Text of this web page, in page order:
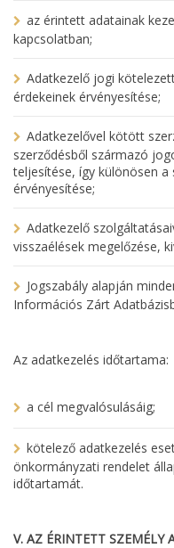
az érintett adatainak
kapcsolatban;
Adatkezelő jogi
érdekeinek érvényesítése;
Adatkezelővel kötött
szerződésből származó
teljesítése, így különösen a
érvényesítése;
Adatkezelő
visszaélések megelőzése,
Jogszabály alapján
Információs Zárt
Az adatkezelés időtartama:
a cél megvalósulásáig;
kötelező adatkezelés
önkormányzati rendelet
időtartamát.
V. AZ ÉRINTETT SZEMÉLY